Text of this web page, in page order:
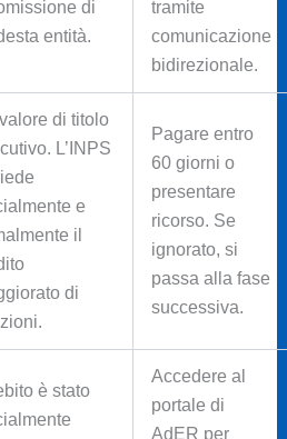
di
entità.
tramite
comunicazione
bidirezionale.
di titolo
L’INPS
e
il
di
Pagare entro
60 giorni o
presentare
ricorso. Se
ignorato, si
passa alla fase
successiva.
è stato
Accedere al
portale di
AdER per